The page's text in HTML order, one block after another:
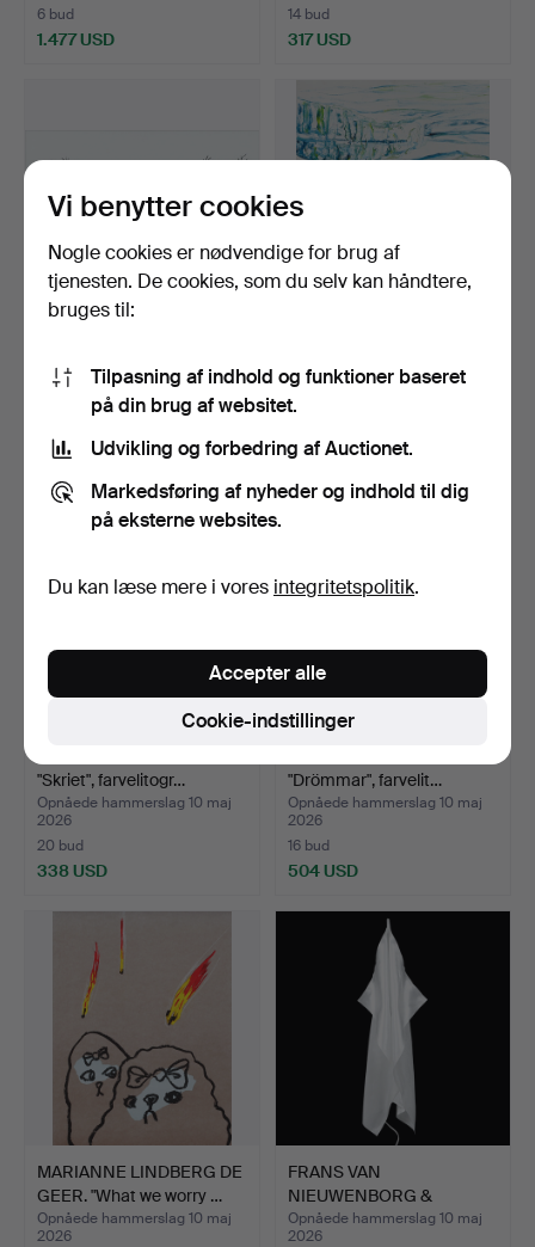
6 bud
1.477 USD
14 bud
317 USD
"Vi", farvelitograf…
Opnåede hammerslag 10 maj
465 USD
Opnåede hammerslag 10 maj
2026
1.161 USD
"Skriet", farvelitogr…
Opnåede hammerslag 10 maj
2026
20 bud
338 USD
"Drömmar", farvelit…
Opnåede hammerslag 10 maj
2026
16 bud
504 USD
MARIANNE LINDBERG DE
GEER. "What we worry …
Opnåede hammerslag 10 maj
2026
FRANS VAN
NIEUWENBORG &
MARTIJN WEGMAN. Væ…
Opnåede hammerslag 10 maj
2026
Vi benytter cookies
Nogle cookies er nødvendige for brug af
tjenesten. De cookies, som du selv kan håndtere,
bruges til:
Tilpasning af indhold og funktioner baseret
på din brug af websitet.
Udvikling og forbedring af Auctionet.
Markedsføring af nyheder og indhold til dig
på eksterne websites.
Du kan læse mere i vores integritetspolitik.
Cookie-indstillinger
Accepter alle